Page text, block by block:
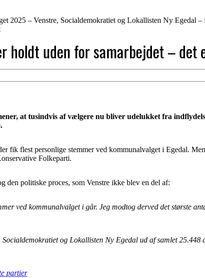
2025 – Venstre, Socialdemokratiet og Lokallisten Ny Egedal
holdt uden for samarbejdet – det
at tusindvis af vælgere nu bliver udelukket fra
fik flest personlige stemmer ved kommunalvalget i Egedal.
Folkeparti.
den politiske proces, som Venstre ikke blev en del af:
ved kommunalvalget i går. Jeg modtog derved det største
og Lokallisten Ny Egedal ud af samlet
partier